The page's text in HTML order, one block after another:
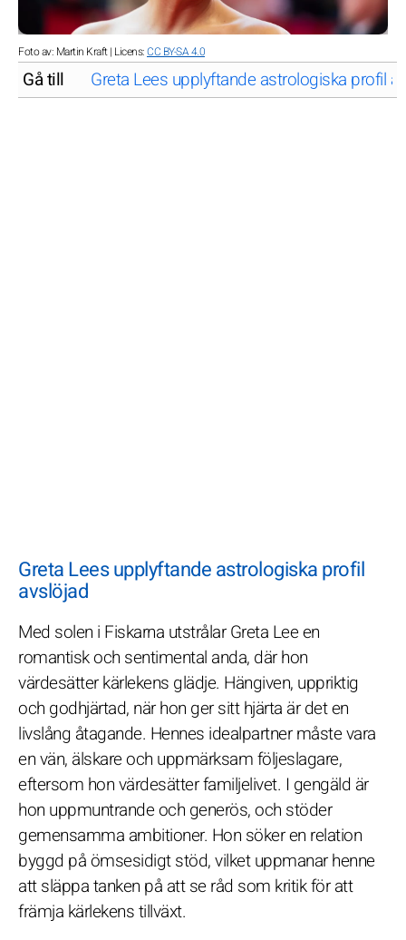
Foto av: Martin Kraft | Licens:CC BY-SA 4.0
Gå till Greta Lees upplyftande astrologiska profil
Greta Lees upplyftande astrologiska profil
avslöjad
Med solen i Fiskarna utstrålar Greta Lee en
romantisk och sentimental anda, där hon
värdesätter kärlekens glädje. Hängiven, uppriktig
och godhjärtad, när hon ger sitt hjärta är det en
livslång åtagande. Hennes idealpartner måste vara
en vän, älskare och uppmärksam följeslagare,
eftersom hon värdesätter familjelivet. I gengäld är
hon uppmuntrande och generös, och stöder
gemensamma ambitioner. Hon söker en relation
byggd på ömsesidigt stöd, vilket uppmanar henne
att släppa tanken på att se råd som kritik för att
främja kärlekens tillväxt.